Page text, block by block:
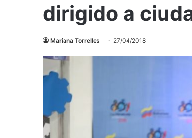
dirigido a
Mariana Torrelles 27/04/2018